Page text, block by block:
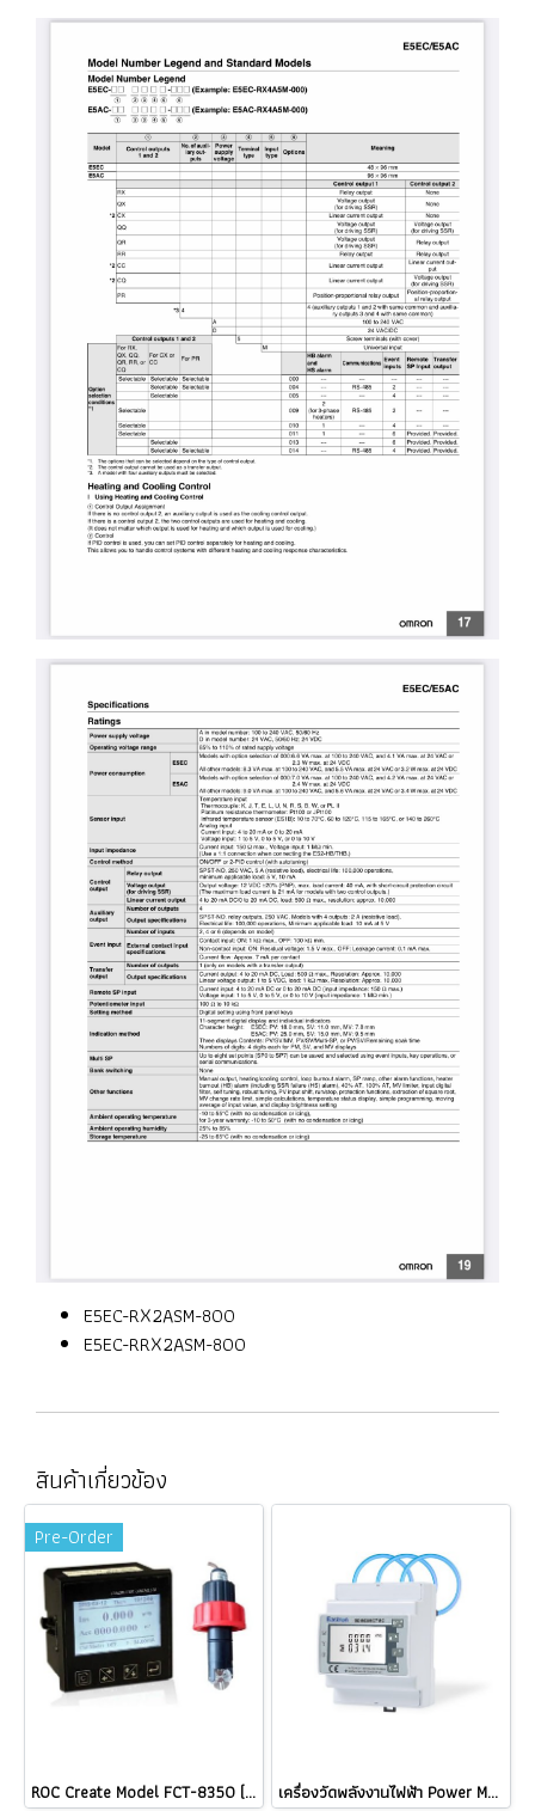
E5EC-RX2ASM-800
E5EC-RRX2ASM-800
สินค้าเกี่ยวข้อง
Pre-Order
ROC Create Model FCT-8350 (Probe sensor FLP-1600-L cable 5 M.) เครื่องวัดอัตราการไหล Flow Transmitter Flow meter / ราคา เครื่องวัดพลังงานไฟฟ้า Power Meter Eastron SDM630MCT-RC + ESCT-RC100 (1,000A) Flexible Clamp Sensor คอยล์ Rogowski ราคา